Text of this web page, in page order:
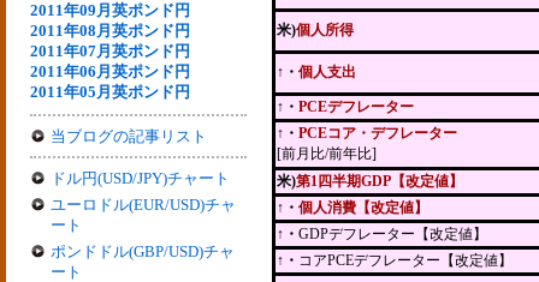
2011年09月英ポンド円
2011年08月英ポンド円
2011年07月英ポンド円
2011年06月英ポンド円
2011年05月英ポンド円
当ブログの記事リスト
ドル円(USD/JPY)チャート
ユーロドル(EUR/USD)チャ
ート
ポンドドル(GBP/USD)チャ
ート
米)個人所得
↑・ 個人支出
↑・ PCEデフレーター
↑・ PCEコア・デフレーター
[前月比/前年比]
米)第1四半期GDP【改定値】
↑・ 個人消費【改定値】
↑・ GDPデフレーター【改定値】
↑・ コアPCEデフレーター【改定値】